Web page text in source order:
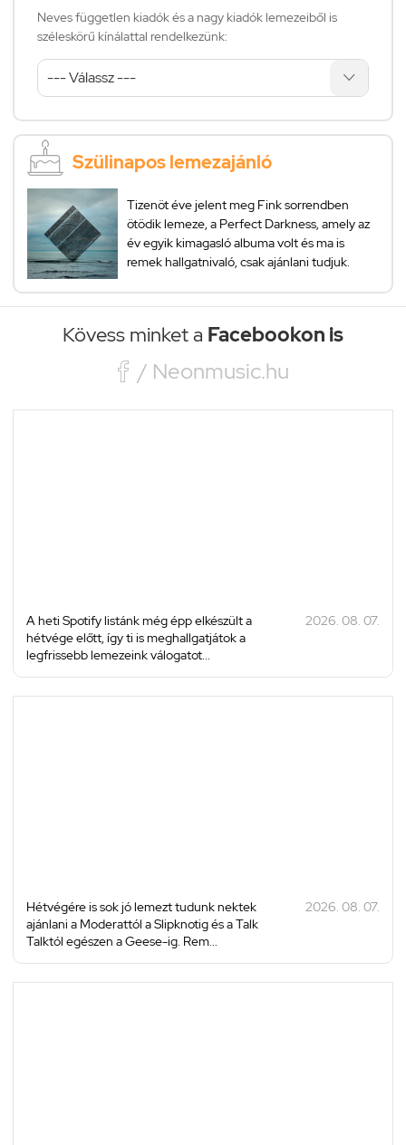
Neves független kiadók és a nagy kiadók lemezeiből is
széleskörű kínálattal rendelkezünk:
Szülinapos lemezajánló
Tizenöt éve jelent meg Fink sorrendben
ötödik lemeze, a Perfect Darkness, amely az
év egyik kimagasló albuma volt és ma is
remek hallgatnivaló, csak ajánlani tudjuk.
Kövess minket a Facebookon is
 / Neonmusic.hu
A heti Spotify listánk még épp elkészült a
hétvége előtt, így ti is meghallgatjátok a
legfrissebb lemezeink válogatot...
2026. 08. 07.
Hétvégére is sok jó lemezt tudunk nektek
ajánlani a Moderattól a Slipknotig és a Talk
Talktól egészen a Geese-ig. Rem...
2026. 08. 07.